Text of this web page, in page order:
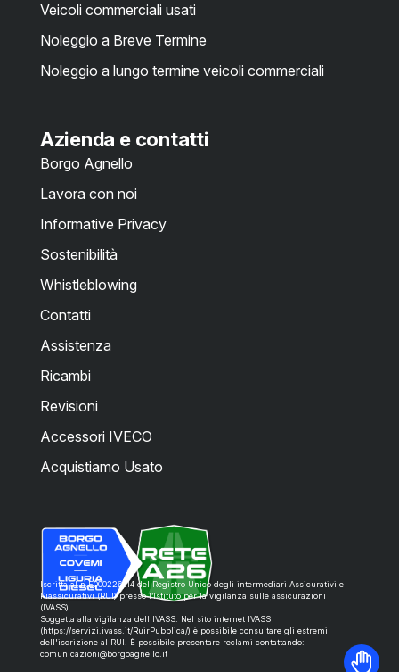
Veicoli commerciali usati
Noleggio a Breve Termine
Noleggio a lungo termine veicoli commerciali
Azienda e contatti
Borgo Agnello
Lavora con noi
Informative Privacy
Sostenibilità
Whistleblowing
Contatti
Assistenza
Ricambi
Revisioni
Accessori IVECO
Acquistiamo Usato
Iscritta al n.E000226514 del Registro Unico degli intermediari Assicurativi e
Riassicurativi (RUI) presso l’Istituto per la vigilanza sulle assicurazioni
(IVASS).
Soggetta alla vigilanza dell'IVASS. Nel sito internet IVASS
(https://servizi.ivass.it/RuirPubblica/) è possibile consultare gli estremi
dell'iscrizione al RUI. È possibile presentare reclami contattando:
comunicazioni@borgoagnello.it